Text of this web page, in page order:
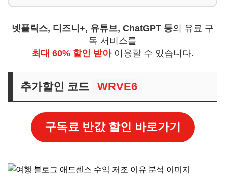
넷플릭스, 디즈니+, 유튜브, ChatGPT 등의 유료 구
독 서비스를
최대 60% 할인 받아이용할 수 있습니다.
추가할인 코드 WRVE6
구독료 반값 할인 바로가기